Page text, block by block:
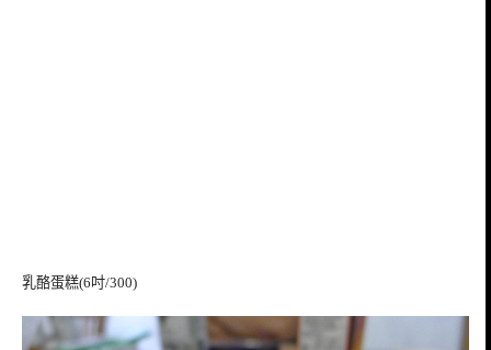
乳酪蛋糕(6吋/300)